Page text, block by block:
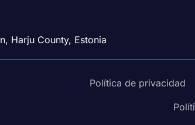
Harju County, Estonia
Política de privacidad